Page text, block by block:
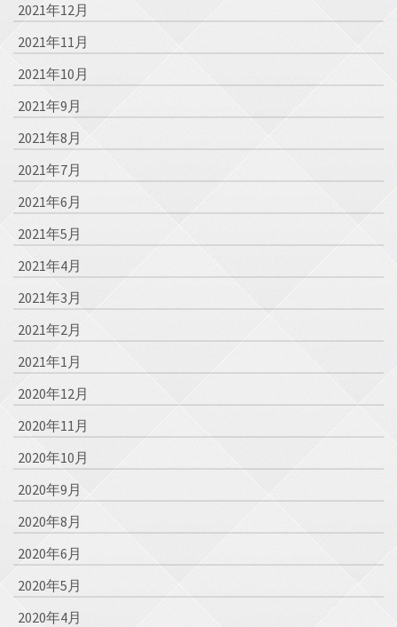
2021年12月
2021年11月
2021年10月
2021年9月
2021年8月
2021年7月
2021年6月
2021年5月
2021年4月
2021年3月
2021年2月
2021年1月
2020年12月
2020年11月
2020年10月
2020年9月
2020年8月
2020年6月
2020年5月
2020年4月